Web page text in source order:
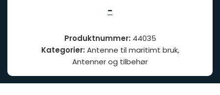
-
Produktnummer: 44035
Kategorier: Antenne til maritimt bruk,
Antenner og tilbehør